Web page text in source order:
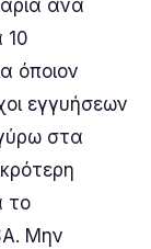
ανά
10
όποιον
εγγυήσεων
στα
το
Μην